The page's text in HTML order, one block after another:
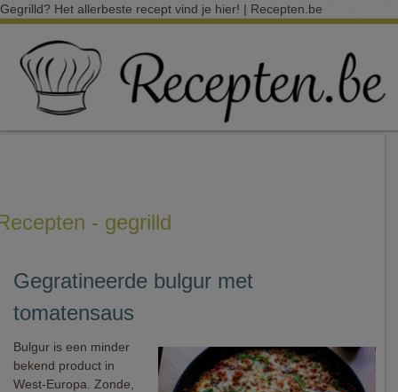
Gegrilld? Het allerbeste recept vind je hier! | Recepten.be
- gegrilld
Gegratineerde bulgur met
tomatensaus
Bulgur is een minder
bekend product in
West-Europa. Zonde,